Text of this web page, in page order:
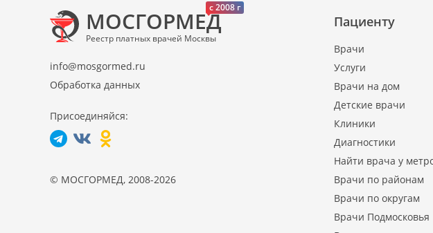
c 2008 г
МОСГОРМЕД
Реестр платных врачей Москвы
info@mosgormed.ru
Обработка данных
Присоединяйся:
© МОСГОРМЕД, 2008-2026
Пациенту
Врачи
Услуги
Врачи на дом
Детские врачи
Клиники
Диагностики
Найти врача у
Врачи по районам
Врачи по округам
Врачи Подмосковья